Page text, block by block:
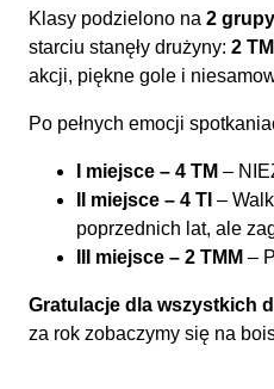
Klasy podzielono na 2 grupy
starciu stanęły drużyny: 2
akcji, piękne gole i
Po pełnych emocji
I miejsce – 4 TM –
II miejsce – 4 TI –
poprzednich lat, ale
III miejsce – 2 TMM –
Gratulacje dla wszystkich
za rok zobaczymy się na